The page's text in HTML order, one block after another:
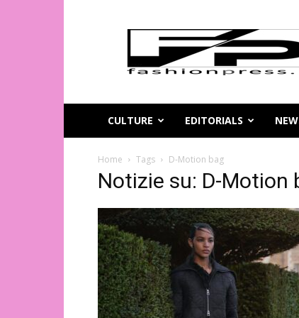
Magazine
moda
online
FashionPress.it
CULTURE
EDITORIALS
Home Tags D-Motion bag
Notizie su: D-Motion